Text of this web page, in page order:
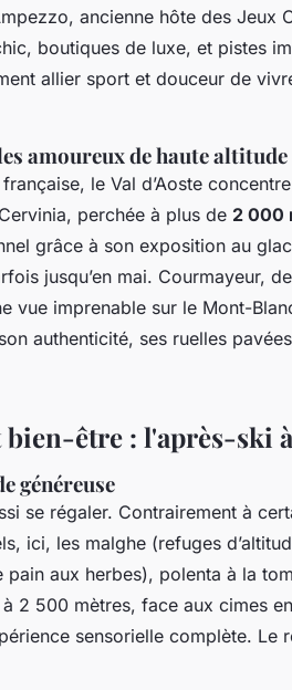
ancienne hôte des Jeux
boutiques de luxe, et pistes
allier sport et douceur de
amoureux de haute altitude
le Val d’Aoste
perchée à plus de 2 000
grâce à son exposition au
jusqu’en mai. Courmayeur,
vue imprenable sur le Mont-
authenticité, ses ruelles
bien-être : l'après-ski
généreuse
se régaler. Contrairement à
ici, les malghe (refuges
pain aux herbes), polenta à la
2 500 mètres, face aux cimes
sensorielle complète. Le